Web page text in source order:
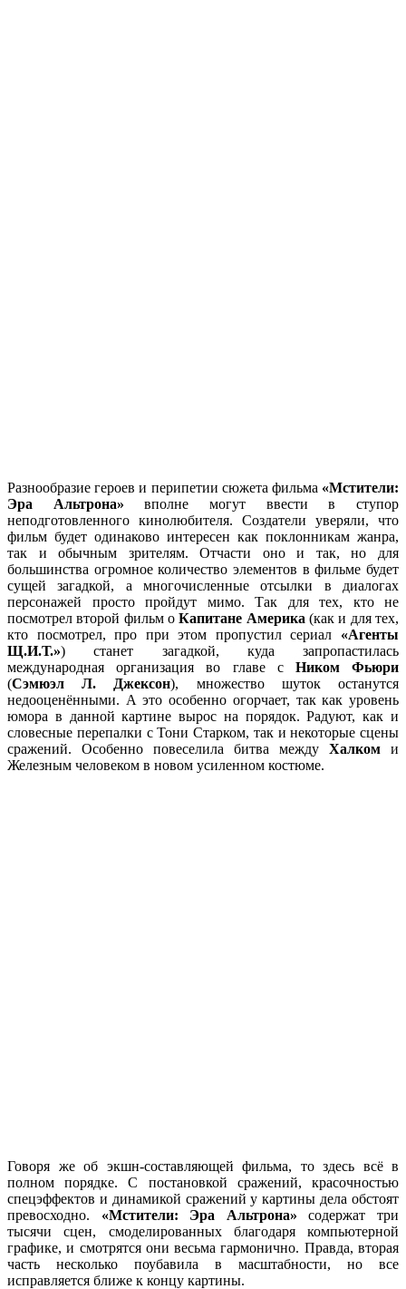
Разнообразие героев и перипетии сюжета фильма «Мстители:
Эра Альтрона» вполне могут ввести в ступор
неподготовленного кинолюбителя. Создатели уверяли, что
фильм будет одинаково интересен как поклонникам жанра,
так и обычным зрителям. Отчасти оно и так, но для
большинства огромное количество элементов в фильме будет
сущей загадкой, а многочисленные отсылки в диалогах
персонажей просто пройдут мимо. Так для тех, кто не
посмотрел второй фильм оКапитане Америка (как и для тех,
кто посмотрел, про при этом пропустил сериал «Агенты
Щ.И.Т.») станет загадкой, куда запропастилась
международная организация во главе с Ником Фьюри
(Сэмюэл Л. Джексон), множество шуток останутся
недооценёнными. А это особенно огорчает, так как уровень
юмора в данной картине вырос на порядок. Радуют, как и
словесные перепалки с Тони Старком, так и некоторые сцены
сражений. Особенно повеселила битва между Халком и
Железным человеком в новом усиленном костюме.
Говоря же об экшн-составляющей фильма, то здесь всё в
полном порядке. С постановкой сражений, красочностью
спецэффектов и динамикой сражений у картины дела обстоят
превосходно. «Мстители: Эра Альтрона» содержат три
тысячи сцен, смоделированных благодаря компьютерной
графике, и смотрятся они весьма гармонично. Правда, вторая
часть несколько поубавила в масштабности, но все
исправляется ближе к концу картины.